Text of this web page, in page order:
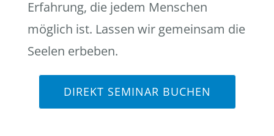
Erfahrung, die jedem Menschen
möglich ist. Lassen wir gemeinsam die
Seelen erbeben.
DIREKT SEMINAR BUCHEN